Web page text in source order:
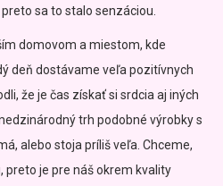
sa to stalo senzáciou.
domovom a miestom, kde
deň dostávame veľa pozitívnych
že je čas získať si srdcia aj iných
trh podobné výrobky s
alebo stoja príliš veľa. Chceme,
preto je pre náš okrem kvality